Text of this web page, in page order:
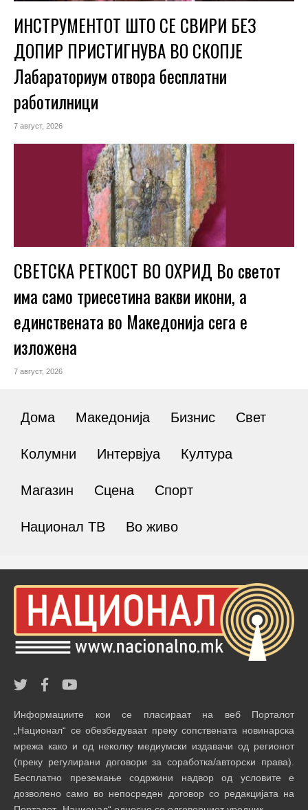
ИНСТРУМЕНТОТ ШТО СЕ СВИРИ БЕЗ
ДОПИР ПРИСТИГНУВА ВО СКОПЈЕ
Лабараториум отвора бесплатни
работилници
7 август, 2026
СВЕТСКА РЕТКОСТ ВО ОХРИД Во светот
има само триесетина вакви икони, а
единствената во Македонија сега е
изложена
7 август, 2026
Дома Македонија Бизнис Свет
Колумни Интервјуа Култура
Магазин Сцена Спорт
Национал ТВ Во живо
Информациите кои се пласираат на веб Порталот
„Национал“ се обезбедуваат преку сопствената новинарска
мрежа како и од неколку медиумски издавачи од регионот
(преку регулирани договори за соработка/авторски права).
Бесплатно преземање содржини надвор од условите е
дозволено само во непосреден договор со редакцијата на